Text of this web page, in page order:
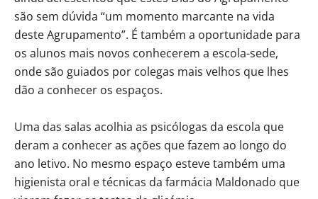
são sem dúvida “um momento marcante na vida
deste Agrupamento”. É também a oportunidade para
os alunos mais novos conhecerem a escola-sede,
onde são guiados por colegas mais velhos que lhes
dão a conhecer os espaços.
Uma das salas acolhia as psicólogas da escola que
deram a conhecer as ações que fazem ao longo do
ano letivo. No mesmo espaço esteve também uma
higienista oral e técnicas da farmácia Maldonado que